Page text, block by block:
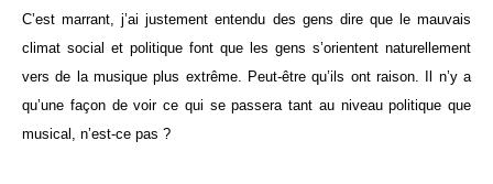
C’est marrant, j’ai justement entendu des gens dire que le mauvais
climat social et politique font que les gens s’orientent naturellement
vers de la musique plus extrême. Peut-être qu’ils ont raison. Il n’y a
qu’une façon de voir ce qui se passera tant au niveau politique que
musical, n’est-ce pas ?